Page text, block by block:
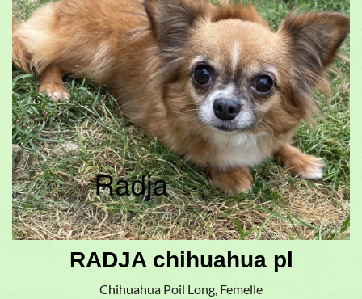
RADJA chihuahua pl
Chihuahua Poil Long, Femelle